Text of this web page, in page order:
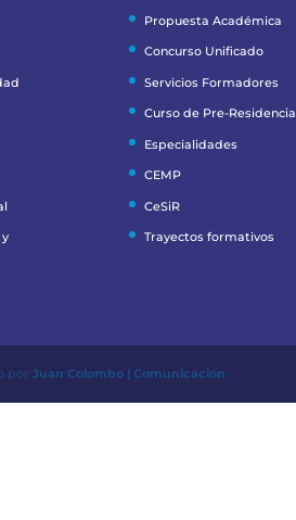
Propuesta Académica
Concurso Unificado
Servicios Formadores
Curso de Pre-Residencia
Especialidades
CEMP
CeSiR
Trayectos formativos
porJuan Colombo | Comunicación